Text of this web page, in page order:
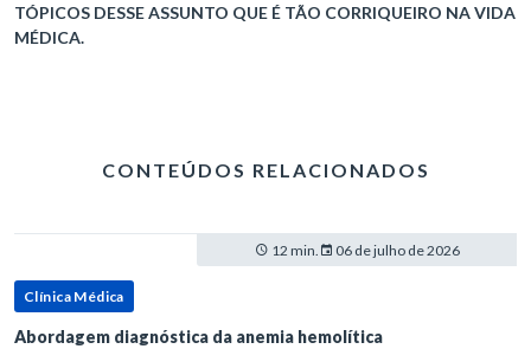
TÓPICOS DESSE ASSUNTO QUE É TÃO CORRIQUEIRO NA VIDA
MÉDICA.
CONTEÚDOS RELACIONADOS
12 min. 06 de julho de 2026
Clínica Médica
Abordagem diagnóstica da anemia hemolítica